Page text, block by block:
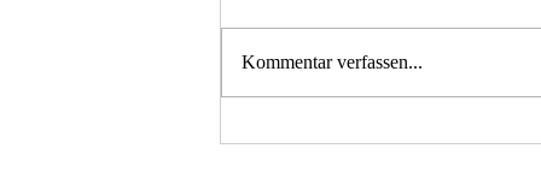
Kommentar verfassen...